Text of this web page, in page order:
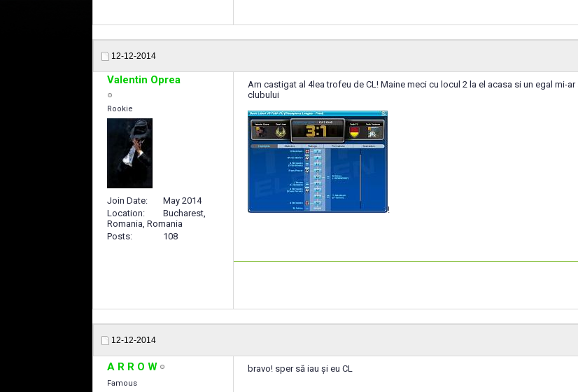
12-12-2014
Valentin Oprea
Rookie
Join Date
May 2014
Location
Bucharest,
Romania, Romania
Posts
108
Am castigat al 4lea trofeu de CL! Maine meci cu locul 2 la el acasa si un egal mi-
clubului
!
12-12-2014
A R R O W
Famous
bravo! sper să iau și eu CL